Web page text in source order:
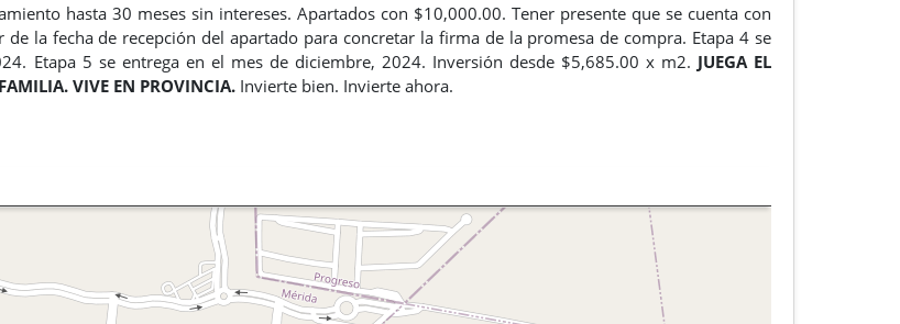
hasta 30 meses sin intereses. Apartados con $10,000.00. Tener presente que se cuenta con
la fecha de recepción del apartado para concretar la firma de la promesa de compra. Etapa 4 se
Etapa 5 se entrega en el mes de diciembre, 2024. Inversión desde $5,685.00 x m2. JUEGA EL
VIVE EN PROVINCIA. Invierte bien. Invierte ahora.